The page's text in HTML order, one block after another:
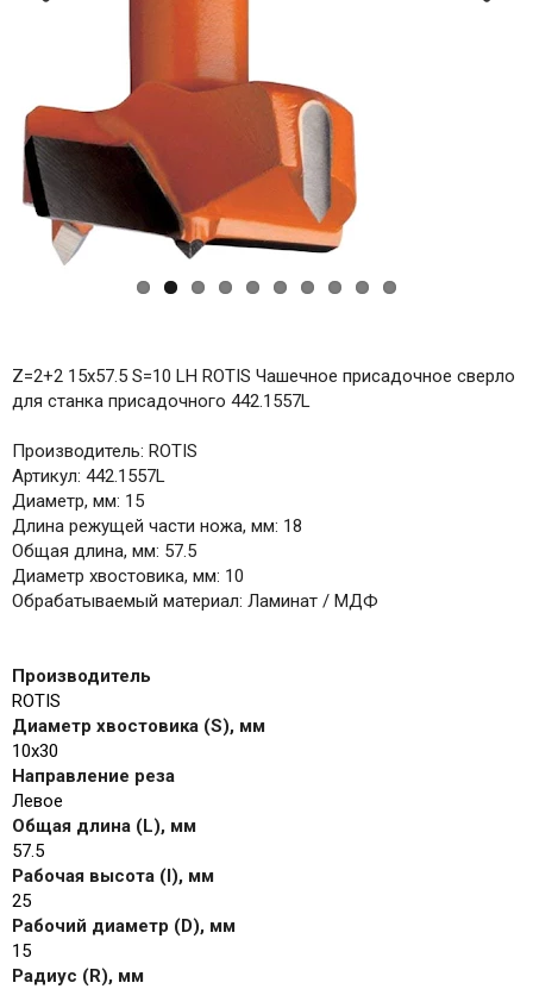
Z=2+2 15x57.5 S=10 LH ROTIS Чашечное присадочное сверло
для станка присадочного 442.1557L
Производитель: ROTIS
Артикул: 442.1557L
Диаметр, мм: 15
Длина режущей части ножа, мм: 18
Общая длина, мм: 57.5
Диаметр хвостовика, мм: 10
Обрабатываемый материал: Ламинат / МДФ
Производитель
ROTIS
Диаметр хвостовика (S), мм
10x30
Направление реза
Левое
Общая длина (L), мм
57.5
Рабочая высота (I), мм
25
Рабочий диаметр (D), мм
15
Радиус (R), мм